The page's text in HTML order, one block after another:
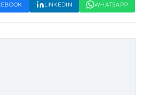
LINKEDIN WHATSAPP